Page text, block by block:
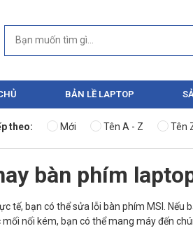
BẢN LỀ LAPTOP
theo: Mới Tên A - Z Tên
bàn phím
tế, bạn có thể sửa lỗi bàn phím MSI. Nếu
mối nối kém, bạn có thể mang máy đến